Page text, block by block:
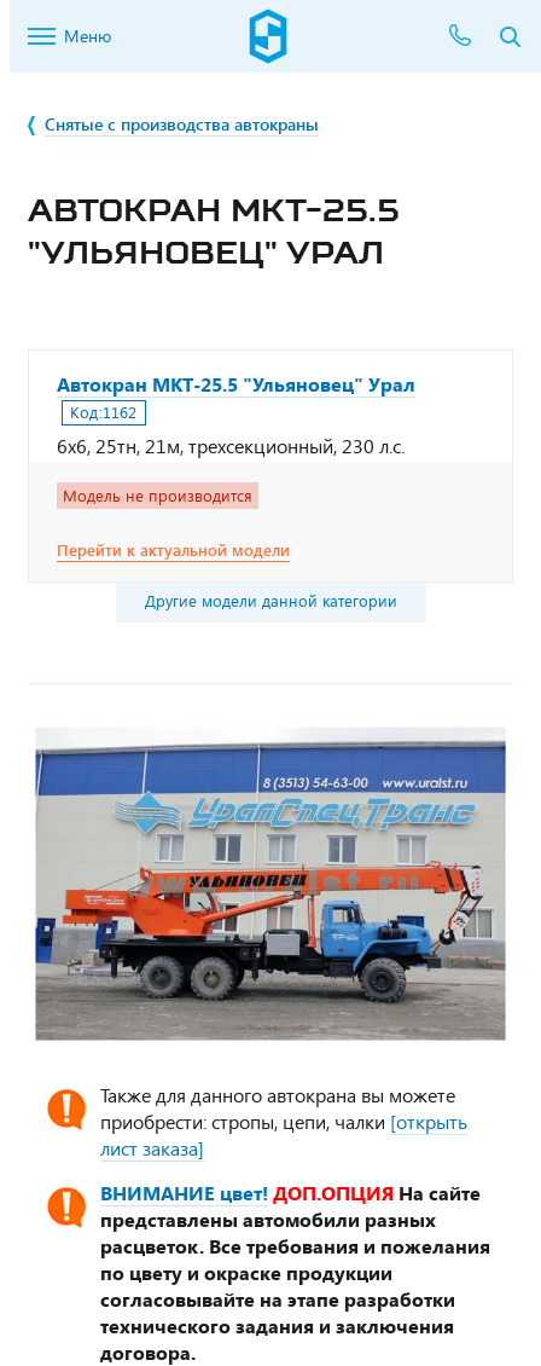
Меню
Снятые с производства автокраны
АВТОКРАН МКТ-25.5
"УЛЬЯНОВЕЦ" УРАЛ
Автокран МКТ-25.5 "Ульяновец" Урал
Код:1162
6х6, 25тн, 21м, трехсекционный, 230 л.с.
Модель не производится
Перейти к актуальной модели
Другие модели данной категории
Также для данного автокрана вы можете
приобрести: стропы, цепи, чалки [открыть
лист заказа]
ВНИМАНИЕ цвет! ДОП.ОПЦИЯ На сайте
представлены автомобили разных
расцветок. Все требования и пожелания
по цвету и окраске продукции
согласовывайте на этапе разработки
технического задания и заключения
договора.